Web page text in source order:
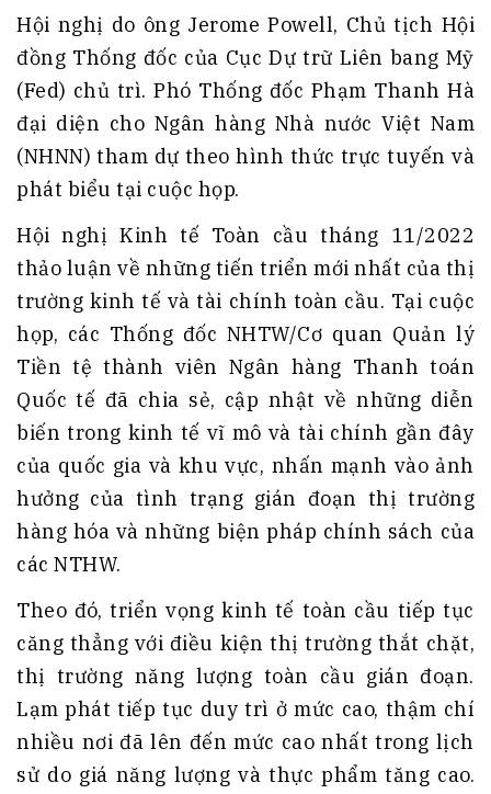
Hội nghị do ông Jerome Powell, Chủ tịch Hội
đồng Thống đốc của Cục Dự trữ Liên bang Mỹ
(Fed) chủ trì. Phó Thống đốc Phạm Thanh Hà
đại diện cho Ngân hàng Nhà nước Việt Nam
(NHNN) tham dự theo hình thức trực tuyến và
phát biểu tại cuộc họp.
Hội nghị Kinh tế Toàn cầu tháng 11/2022
thảo luận về những tiến triển mới nhất của thị
trường kinh tế và tài chính toàn cầu. Tại cuộc
họp, các Thống đốc NHTW/Cơ quan Quản lý
Tiền tệ thành viên Ngân hàng Thanh toán
Quốc tế đã chia sẻ, cập nhật về những diễn
biến trong kinh tế vĩ mô và tài chính gần đây
của quốc gia và khu vực, nhấn mạnh vào ảnh
hưởng của tình trạng gián đoạn thị trường
hàng hóa và những biện pháp chính sách của
các NTHW.
Theo đó, triển vọng kinh tế toàn cầu tiếp tục
căng thẳng với điều kiện thị trường thắt chặt,
thị trường năng lượng toàn cầu gián đoạn.
Lạm phát tiếp tục duy trì ở mức cao, thậm chí
nhiều nơi đã lên đến mức cao nhất trong lịch
sử do giá năng lượng và thực phẩm tăng cao.